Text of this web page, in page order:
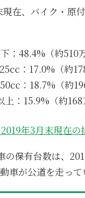
現在、バイク・原
：48.4%（約510
：17.0%（約
：18.7%（約
上：15.9%（約168
年3月末現在
の保有台数は、
車が公道を走って